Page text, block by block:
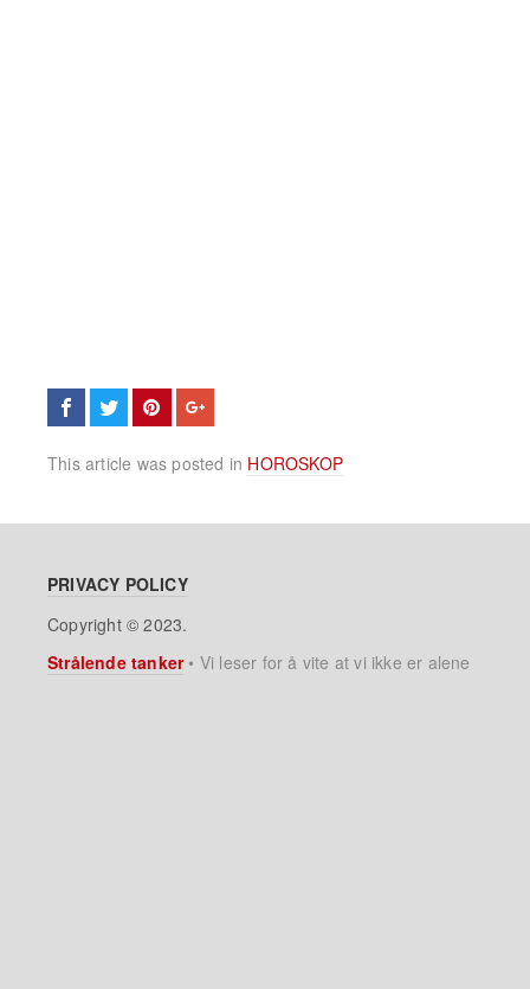
This article was posted in HOROSKOP
PRIVACY POLICY
Copyright © 2023.
Strålende tanker• Vi leser for å vite at vi ikke er alene